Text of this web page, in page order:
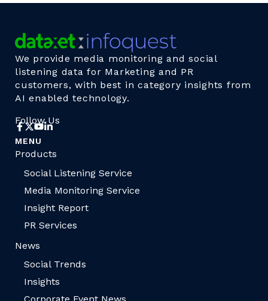
We provide media monitoring and social
listening data for Marketing and PR
customers, with best in category insights from
AI enabled technology.
Follow Us
MENU
Products
Social Listening Service
Media Monitoring Service
Insight Report
PR Services
News
Social Trends
Insights